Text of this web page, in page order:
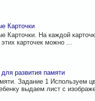
Карточки
Карточки. На каждой
карточек можно ...
развития памяти
Задание 1 Используем
выдаем лист с